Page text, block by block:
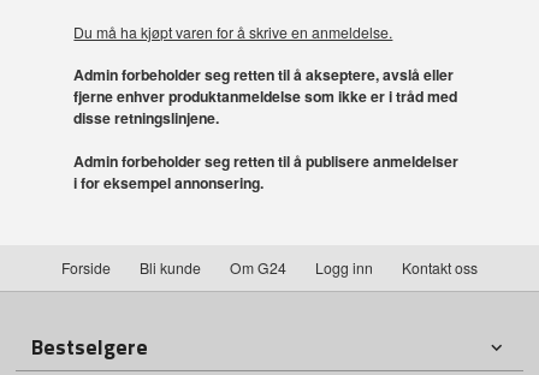
Du må ha kjøpt varen for å skrive en anmeldelse.
Admin forbeholder seg retten til å akseptere, avslå eller
fjerne enhver produktanmeldelse som ikke er i tråd med
disse retningslinjene.
Admin forbeholder seg retten til å publisere anmeldelser
i for eksempel annonsering.
Forside Bli kunde Om G24 Logg inn Kontakt oss
Bestselgere